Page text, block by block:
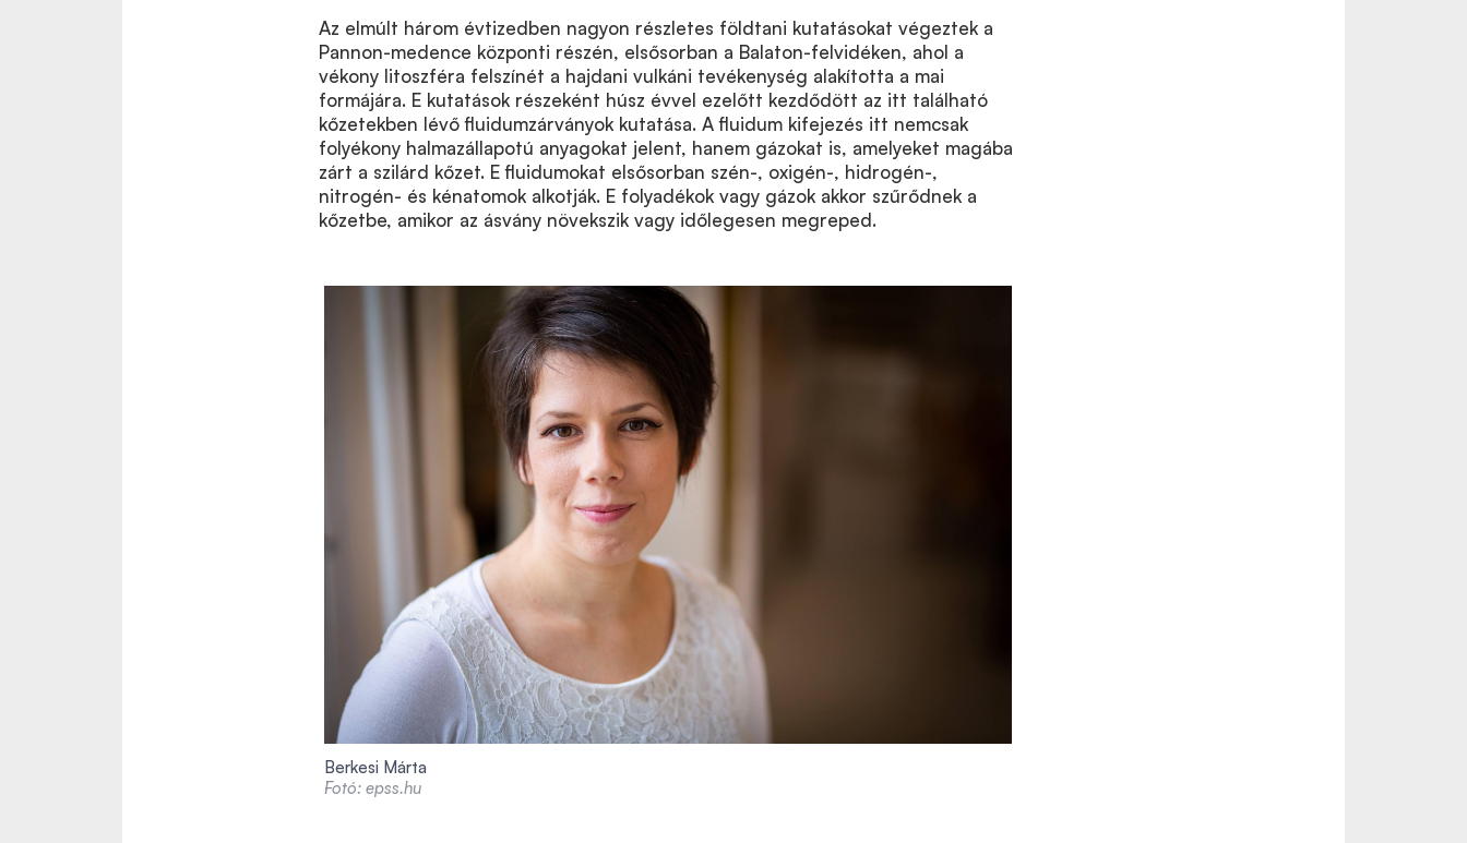
Az elmúlt három évtizedben nagyon részletes földtani kutatásokat végeztek a
Pannon-medence központi részén, elsősorban a Balaton-felvidéken, ahol a
vékony litoszféra felszínét a hajdani vulkáni tevékenység alakította a mai
formájára. E kutatások részeként húsz évvel ezelőtt kezdődött az itt található
kőzetekben lévő fluidumzárványok kutatása. A fluidum kifejezés itt nemcsak
folyékony halmazállapotú anyagokat jelent, hanem gázokat is, amelyeket magába
zárt a szilárd kőzet. E fluidumokat elsősorban szén-, oxigén-, hidrogén-,
nitrogén- és kénatomok alkotják. E folyadékok vagy gázok akkor szűrődnek a
kőzetbe, amikor az ásvány növekszik vagy időlegesen megreped.
Berkesi Márta
Fotó: epss.hu